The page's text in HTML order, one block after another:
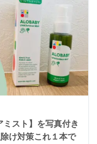
ミスト】を写真付き
け対策これ１本で